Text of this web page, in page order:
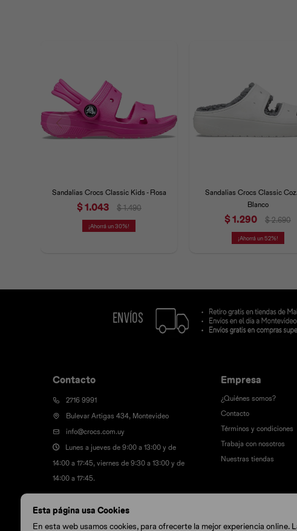
Esta página usa Cookies
En esta web usamos cookies, para ofrecerte la mejor experiencia
Sandalias Crocs Classic Kids - Rosa
$1.043 $ 1.490
30
Sandalias Crocs Classic
Blanco
$1.290 $ 2.690
52
Contacto
2716 9991
Bulevar Artigas 434, Montevideo
info@crocs.com.uy
Lunes a jueves de 9:00 a 13:00 y de
14:00 a 17:45, viernes de 9:30 a 13:00 y de
14:00 a 17:45.
Empresa
¿Quiénes somos?
Contacto
Términos y condiciones
Trabaja con nosotros
Nuestras tiendas